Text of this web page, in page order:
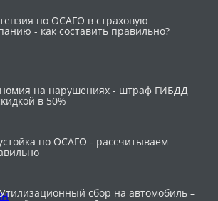
по ОСАГО в страховую
- как составить правильно?
на нарушениях - штраф ГИБДД
в 50%
по ОСАГО - рассчитываем
Утилизационный сбор на автомобиль –